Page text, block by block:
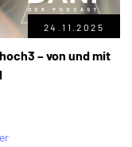
24.11.2025
– von und mit